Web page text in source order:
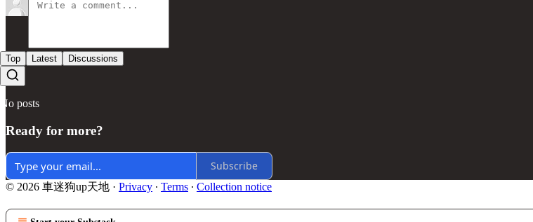
Top Latest Discussions
No posts
Ready for more?
Subscribe
© 2026 車迷狗up天地 · Privacy ∙ Terms ∙ Collection notice